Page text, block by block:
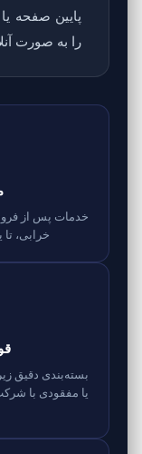
پایین صفحه
را به صورت
خدمات پس از
خرابی،
بسته‌بندی دقیق
یا مفقودی با